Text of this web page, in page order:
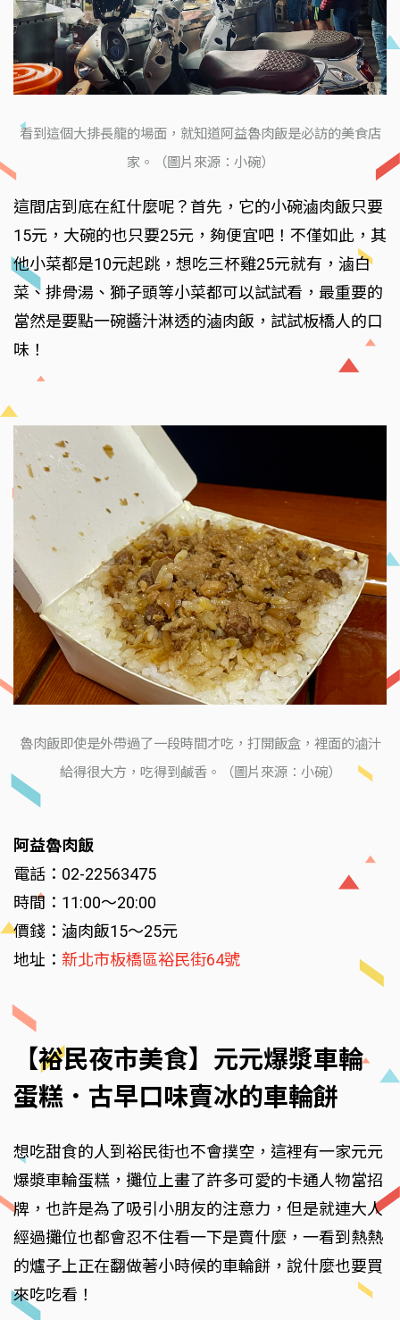
看到這個大排長龍的場面，就知道阿益魯肉飯是必訪的美食店
家。（圖片來源：小碗）
這間店到底在紅什麼呢？首先，它的小碗滷肉飯只要
15元，大碗的也只要25元，夠便宜吧！不僅如此，其
他小菜都是10元起跳，想吃三杯雞25元就有，滷白
菜、排骨湯、獅子頭等小菜都可以試試看，最重要的
當然是要點一碗醬汁淋透的滷肉飯，試試板橋人的口
味！
魯肉飯即使是外帶過了一段時間才吃，打開飯盒，裡面的滷汁
給得很大方，吃得到鹹香。（圖片來源：小碗）
阿益魯肉飯
電話：02-22563475
時間：11:00～20:00
價錢：滷肉飯15～25元
地址： 新北市板橋區裕民街64號
【裕民夜市美食】元元爆漿車輪
蛋糕．古早口味賣冰的車輪餅
想吃甜食的人到裕民街也不會撲空，這裡有一家元元
爆漿車輪蛋糕，攤位上畫了許多可愛的卡通人物當招
牌，也許是為了吸引小朋友的注意力，但是就連大人
經過攤位也都會忍不住看一下是賣什麼，一看到熱熱
的爐子上正在翻做著小時候的車輪餅，說什麼也要買
來吃吃看！